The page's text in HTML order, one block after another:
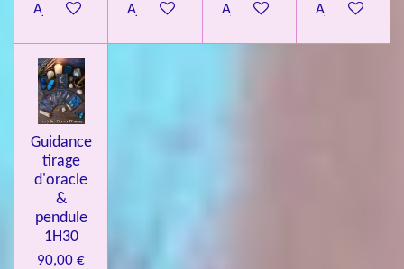
Ajouter au panierAjouter au panierAjouter au panierAjouter au
Guidance
tirage
d'oracle
&
pendule
1H30
90,00 €